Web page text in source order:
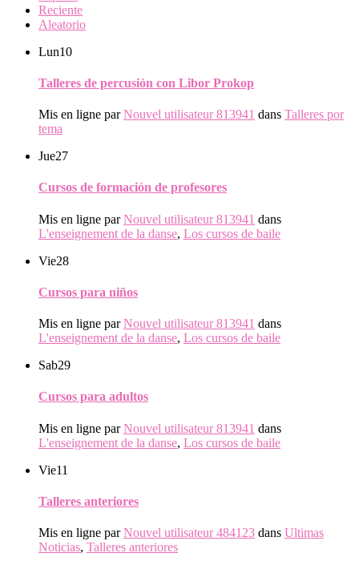
Reciente
Aleatorio
Lun10
Talleres de percusión con Libor Prokop
Mis en ligne parNouvel utilisateur 813941 dans Talleres por
tema
Jue27
Cursos de formación de profesores
Mis en ligne parNouvel utilisateur 813941 dans
L'enseignement de la danse, Los cursos de baile
Vie28
Cursos para niños
Mis en ligne parNouvel utilisateur 813941 dans
L'enseignement de la danse, Los cursos de baile
Sab29
Cursos para adultos
Mis en ligne parNouvel utilisateur 813941 dans
L'enseignement de la danse, Los cursos de baile
Vie11
Talleres anteriores
Mis en ligne parNouvel utilisateur 484123 dans Ultimas
Noticias, Talleres anteriores